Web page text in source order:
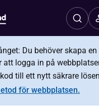
Du behöver skapa en
att logga in på
till ett nytt säkrare
för webbplatsen.